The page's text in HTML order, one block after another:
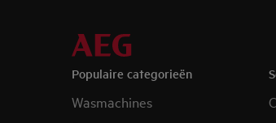
Populaire categorieën
Wasmachines